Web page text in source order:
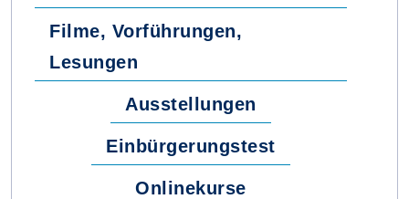
Filme, Vorführungen,
Lesungen
Ausstellungen
Einbürgerungstest
Onlinekurse